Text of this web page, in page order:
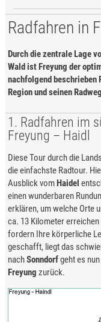
Radfahren in
Durch die zentrale Lage
Wald ist Freyung der
nachfolgend beschrieben
Region und seinen
1. Radfahren im
Freyung – Haidl
Diese Tour durch die
die einfachste Radtour.
Ausblick vomHaidel
einen wunderbaren
erklären, um welche Orte
ca. 13 Kilometer
fordern Ihre körperliche
geschafft, liegt das
nachSonndorfgeht es
Freyung zurück.